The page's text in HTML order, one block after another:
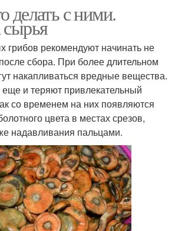
делать с ними.
грибов рекомендуют начинать не
сбора. При более длительном
накапливаться вредные вещества.
и теряют привлекательный
со временем на них появляются
цвета в местах срезов,
надавливания пальцами.